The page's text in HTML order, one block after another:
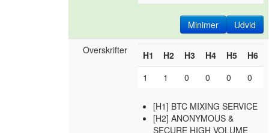
Udvid
Minimer
Overskrifter H1 H2 H3 H4 H5
H6
1
1 0 0 0 0
[H1] BTC MIXING SERVICE
[H2] ANONYMOUS &
SECURE HIGH VOLUME